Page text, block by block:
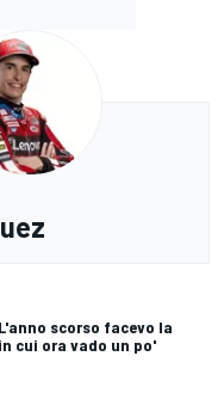
scorso facevo la
cui ora vado un po'